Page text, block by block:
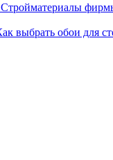
Стройматериалы
выбрать обои для